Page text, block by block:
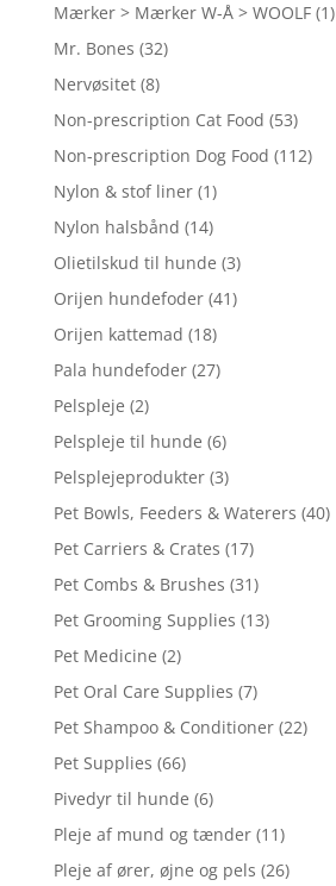
Mærker > Mærker W-Å > WOOLF (1)
Mr. Bones (32)
Nervøsitet (8)
Non-prescription Cat Food (53)
Non-prescription Dog Food (112)
Nylon & stof liner (1)
Nylon halsbånd (14)
Olietilskud til hunde (3)
Orijen hundefoder (41)
Orijen kattemad (18)
Pala hundefoder (27)
Pelspleje (2)
Pelspleje til hunde (6)
Pelsplejeprodukter (3)
Pet Bowls, Feeders & Waterers (40)
Pet Carriers & Crates (17)
Pet Combs & Brushes (31)
Pet Grooming Supplies (13)
Pet Medicine (2)
Pet Oral Care Supplies (7)
Pet Shampoo & Conditioner (22)
Pet Supplies (66)
Pivedyr til hunde (6)
Pleje af mund og tænder (11)
Pleje af ører, øjne og pels (26)